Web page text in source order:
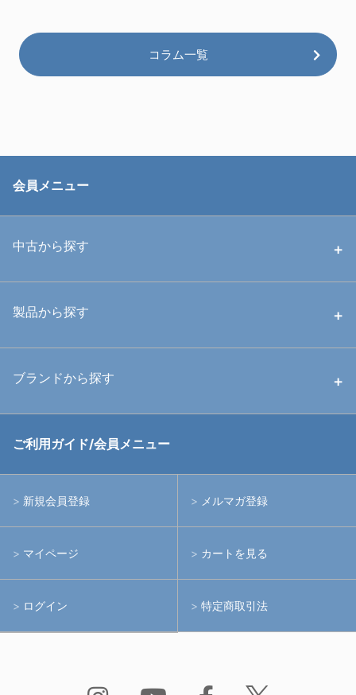
コラム一覧
会員メニュー
中古から探す
中古ハウジング
中古アームシステム
製品から探す
ハウジング
ライト
アームシステム
アクションカメラ(GoPro等)
水中用品
ブランドから探す
RGBlue
イノン
ご利用ガイド/会員メニュー
新規会員登録 メルマガ登録
マイページ カートを見る
ログイン 特定商取引法